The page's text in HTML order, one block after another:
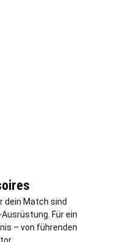
dein Match sind
Für ein
– von führenden